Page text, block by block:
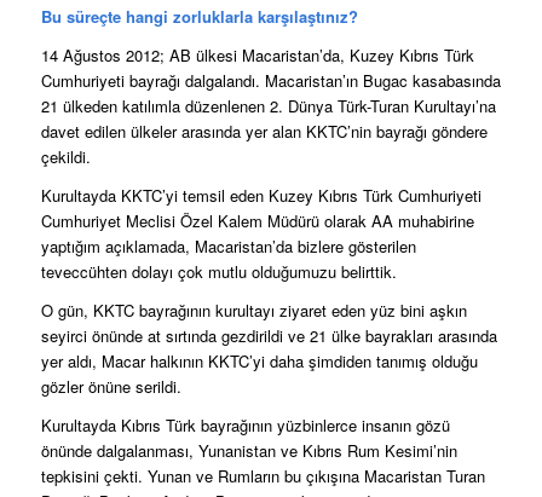
Bu süreçte hangi zorluklarla karşılaştınız?
14 Ağustos 2012; AB ülkesi Macaristan’da, Kuzey Kıbrıs Türk
Cumhuriyeti bayrağı dalgalandı. Macaristan’ın Bugac kasabasında
21 ülkeden katılımla düzenlenen 2. Dünya Türk-Turan Kurultayı’na
davet edilen ülkeler arasında yer alan KKTC’nin bayrağı göndere
çekildi.
Kurultayda KKTC’yi temsil eden Kuzey Kıbrıs Türk Cumhuriyeti
Cumhuriyet Meclisi Özel Kalem Müdürü olarak AA muhabirine
yaptığım açıklamada, Macaristan’da bizlere gösterilen
teveccühten dolayı çok mutlu olduğumuzu belirttik.
O gün, KKTC bayrağının kurultayı ziyaret eden yüz bini aşkın
seyirci önünde at sırtında gezdirildi ve 21 ülke bayrakları arasında
yer aldı, Macar halkının KKTC’yi daha şimdiden tanımış olduğu
gözler önüne serildi.
Kurultayda Kıbrıs Türk bayrağının yüzbinlerce insanın gözü
önünde dalgalanması, Yunanistan ve Kıbrıs Rum Kesimi’nin
tepkisini çekti. Yunan ve Rumların bu çıkışına Macaristan Turan